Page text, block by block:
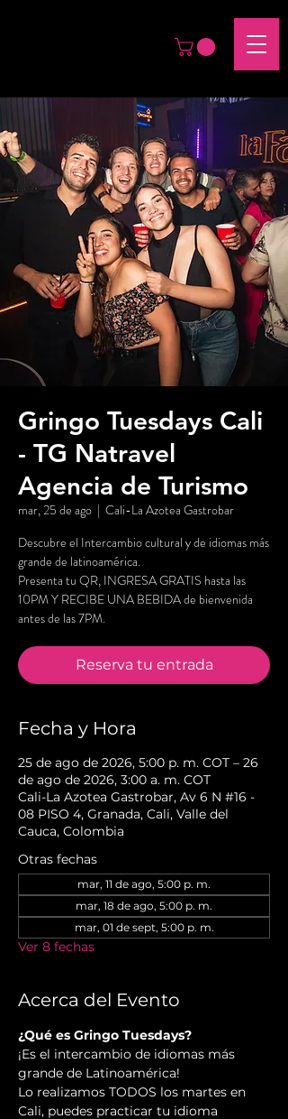
Gringo Tuesdays Cali
- TG Natravel
Agencia de Turismo
mar, 25 de ago
  |
Cali-La Azotea Gastrobar
Descubre el Intercambio cultural y de idiomas más
grande de latinoamérica.
Presenta tu QR, INGRESA GRATIS hasta las
10PM Y RECIBE UNA BEBIDA de bienvenida
antes de las 7PM.
Reserva tu entrada
Fecha y Hora
25 de ago de 2026, 5:00 p. m. COT – 26
de ago de 2026, 3:00 a. m. COT
Cali-La Azotea Gastrobar, Av 6 N #16 -
08 PISO 4, Granada, Cali, Valle del
Cauca, Colombia
Otras fechas
mar, 11 de ago, 5:00 p. m.
mar, 18 de ago, 5:00 p. m.
mar, 01 de sept, 5:00 p. m.
Ver 8 fechas
Acerca del Evento
¿Qué es Gringo Tuesdays?
¡Es el intercambio de idiomas más
grande de Latinoamérica!
Lo realizamos TODOS los martes en
Cali, puedes practicar tu idioma